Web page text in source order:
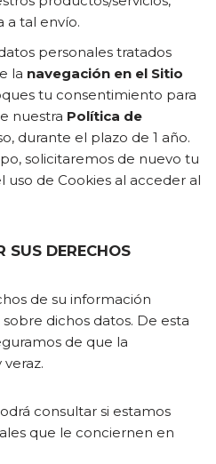
a tal envío.
personales tratados
la navegación en el Sitio
tu consentimiento para
nuestra Política de
durante el plazo de 1 año.
solicitaremos de nuevo tu
de Cookies al acceder al
SUS DERECHOS
de su información
dichos datos. De esta
de que la
consultar si estamos
que le conciernen en